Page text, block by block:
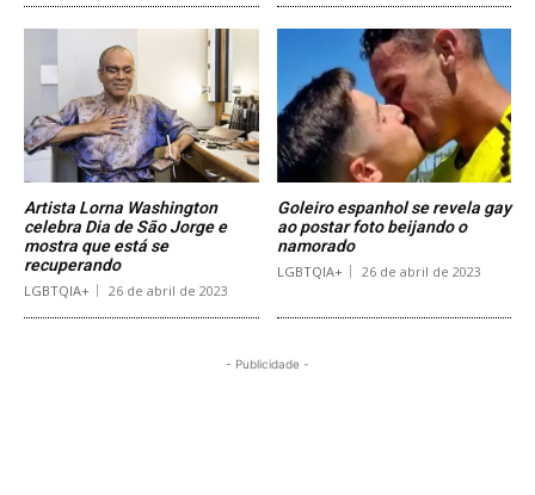
Artista Lorna Washington
celebra Dia de São Jorge e
mostra que está se
recuperando
LGBTQIA+ 26 de abril de 2023
Goleiro espanhol se revela gay
ao postar foto beijando o
namorado
LGBTQIA+ 26 de abril de 2023
- Publicidade -